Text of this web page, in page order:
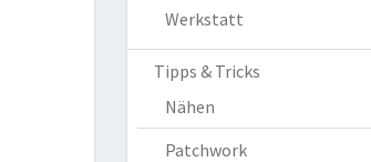
Werkstatt
Tipps & Tricks
Nähen
Patchwork